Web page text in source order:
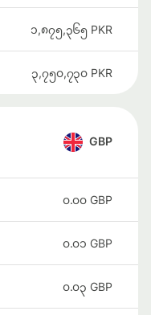
၁,၈၇၅,၃၆၅ PKR
၃,၇၅၀,၇၃၀ PKR
GBP
၀.၀၀ GBP
၀.၀၁ GBP
၀.၀၃ GBP